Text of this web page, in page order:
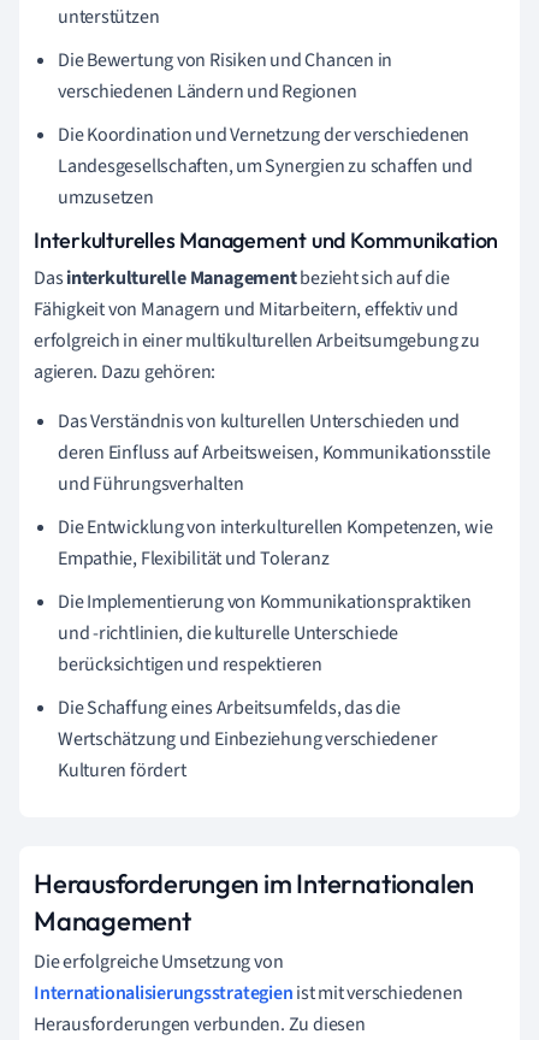
unterstützen
Die Bewertung von Risiken und Chancen in
verschiedenen Ländern und Regionen
Die Koordination und Vernetzung der verschiedenen
Landesgesellschaften, um Synergien zu schaffen und
umzusetzen
Interkulturelles Management und Kommunikation
Dasinterkulturelle Managementbezieht sich auf die
Fähigkeit von Managern und Mitarbeitern, effektiv und
erfolgreich in einer multikulturellen Arbeitsumgebung zu
agieren. Dazu gehören:
Das Verständnis von kulturellen Unterschieden und
deren Einfluss auf Arbeitsweisen, Kommunikationsstile
und Führungsverhalten
Die Entwicklung von interkulturellen Kompetenzen, wie
Empathie, Flexibilität und Toleranz
Die Implementierung von Kommunikationspraktiken
und -richtlinien, die kulturelle Unterschiede
berücksichtigen und respektieren
Die Schaffung eines Arbeitsumfelds, das die
Wertschätzung und Einbeziehung verschiedener
Kulturen fördert
Herausforderungen im Internationalen
Management
Die erfolgreiche Umsetzung von
Internationalisierungsstrategienist mit verschiedenen
Herausforderungen verbunden. Zu diesen